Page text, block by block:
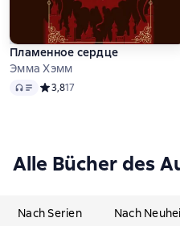
Пламенное сердце
Эмма Хэмм
Audio Средний рейтинг 3,8 на
3,817
Alle Bücher des
Nach Serien Nach